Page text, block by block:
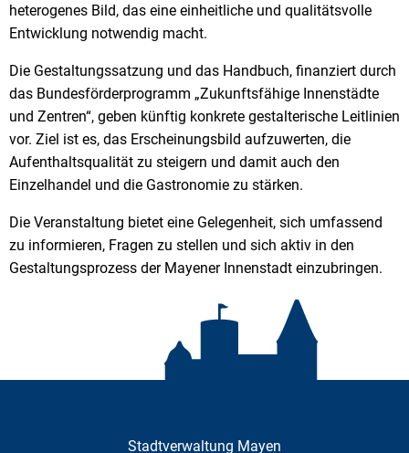
heterogenes Bild, das eine einheitliche und qualitätsvolle
Entwicklung notwendig macht.
Die Gestaltungssatzung und das Handbuch, finanziert durch
das Bundesförderprogramm „Zukunftsfähige Innenstädte
und Zentren“, geben künftig konkrete gestalterische Leitlinien
vor. Ziel ist es, das Erscheinungsbild aufzuwerten, die
Aufenthaltsqualität zu steigern und damit auch den
Einzelhandel und die Gastronomie zu stärken.
Die Veranstaltung bietet eine Gelegenheit, sich umfassend
zu informieren, Fragen zu stellen und sich aktiv in den
Gestaltungsprozess der Mayener Innenstadt einzubringen.
Stadtverwaltung Mayen